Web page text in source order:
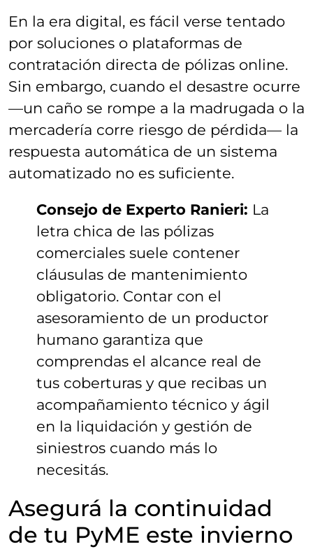
En la era digital, es fácil verse tentado
por soluciones o plataformas de
contratación directa de pólizas online.
Sin embargo, cuando el desastre ocurre
—un caño se rompe a la madrugada o la
mercadería corre riesgo de pérdida— la
respuesta automática de un sistema
automatizado no es suficiente.
Consejo de Experto Ranieri: La
letra chica de las pólizas
comerciales suele contener
cláusulas de mantenimiento
obligatorio. Contar con el
asesoramiento de un productor
humano garantiza que
comprendas el alcance real de
tus coberturas y que recibas un
acompañamiento técnico y ágil
en la liquidación y gestión de
siniestros cuando más lo
necesitás.
Asegurá la continuidad
de tu PyME este invierno